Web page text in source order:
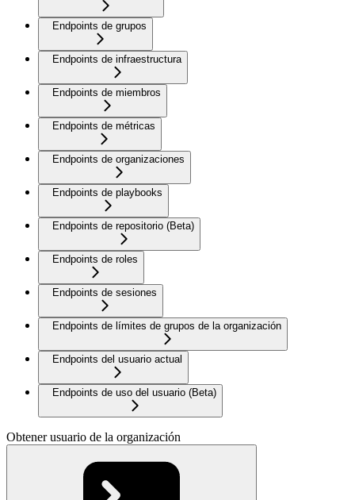
Endpoints de grupos
Endpoints de infraestructura
Endpoints de miembros
Endpoints de métricas
Endpoints de organizaciones
Endpoints de playbooks
Endpoints de repositorio (Beta)
Endpoints de roles
Endpoints de sesiones
Endpoints de límites de grupos de la organización
Endpoints del usuario actual
Endpoints de uso del usuario (Beta)
Obtener usuario de la organización